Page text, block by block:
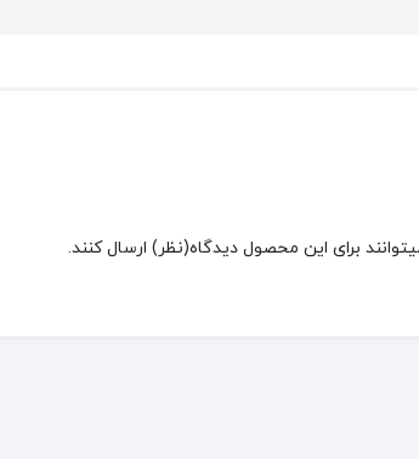
برای این محصول دیدگاه(نظر) ارسال کنند.